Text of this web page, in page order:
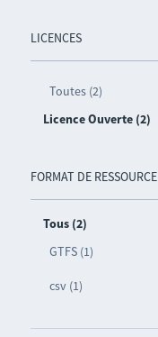
LICENCES
Toutes (2)
Licence Ouverte (2)
FORMAT DE RESSOURCE
Tous (2)
GTFS (1)
csv (1)